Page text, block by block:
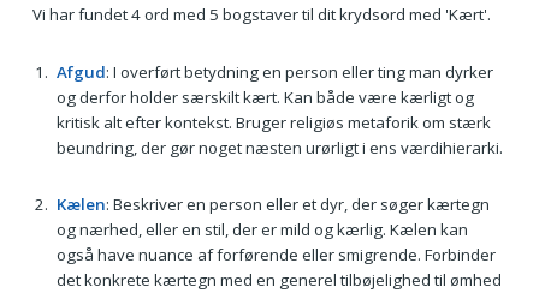
Vi har fundet 4 ord med 5 bogstaver til dit krydsord med 'Kært'.
Afgud: I overført betydning en person eller ting man dyrker
og derfor holder særskilt kært. Kan både være kærligt og
kritisk alt efter kontekst. Bruger religiøs metaforik om stærk
beundring, der gør noget næsten urørligt i ens værdihierarki.
Kælen: Beskriver en person eller et dyr, der søger kærtegn
og nærhed, eller en stil, der er mild og kærlig. Kælen kan
også have nuance af forførende eller smigrende. Forbinder
det konkrete kærtegn med en generel tilbøjelighed til ømhed